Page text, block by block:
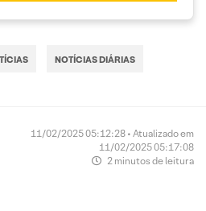
NOTÍCIAS DIÁRIAS
11/02/2025 05:12:28 • Atualizado em
11/02/2025 05:17:08
2 minutos de leitura